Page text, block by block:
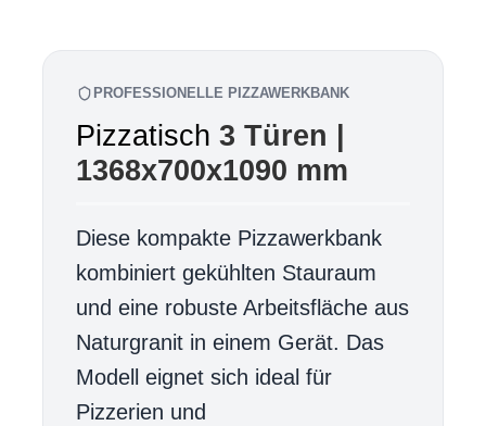
PROFESSIONELLE PIZZAWERKBANK
Pizzatisch 3 Türen |
1368x700x1090 mm
Diese kompakte Pizzawerkbank
kombiniert gekühlten Stauraum
und eine robuste Arbeitsfläche aus
Naturgranit in einem Gerät. Das
Modell eignet sich ideal für
Pizzerien und